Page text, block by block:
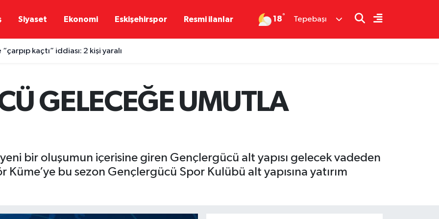
Siyaset Ekonomi Eskişehirspor Resmi ilanlar 18° Tepebaşı
kaçtı” iddiası: 2 kişi yaralı
GELECEĞE UMUTLA
bir oluşumun içerisine giren Gençlergücü alt yapısı gelecek vadeden
bu sezon Gençlergücü Spor Kulübü alt yapısına yatırım